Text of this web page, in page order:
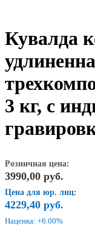
Кувалда
3 кг, с
Розничная цена:
3990,00 руб.
Цена для юр. лиц:
4229,40 руб.
Наценка: +6.00%